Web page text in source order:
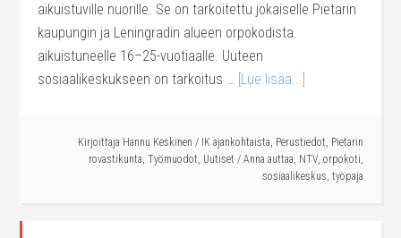
aikuistuville nuorille. Se on tarkoitettu jokaiselle Pietarin
kaupungin ja Leningradin alueen orpokodista
aikuistuneelle 16–25-vuotiaalle. Uuteen
sosiaalikeskukseen on tarkoitus … [Lue lisää...]
Kirjoittaja Hannu Keskinen / IK ajankohtaista, Perustiedot, Pietarin
rovastikunta, Työmuodot, Uutiset / Anna auttaa, NTV, orpokoti,
sosiaalikeskus, työpaja